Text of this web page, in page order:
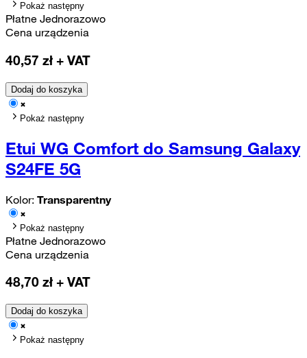
Pokaż następny
Płatne Jednorazowo
Cena urządzenia
40,57 zł + VAT
Dodaj do koszyka
Pokaż następny
Etui WG Comfort do Samsung Galaxy
S24FE 5G
Kolor: Transparentny
Pokaż następny
Płatne Jednorazowo
Cena urządzenia
48,70 zł + VAT
Dodaj do koszyka
Pokaż następny